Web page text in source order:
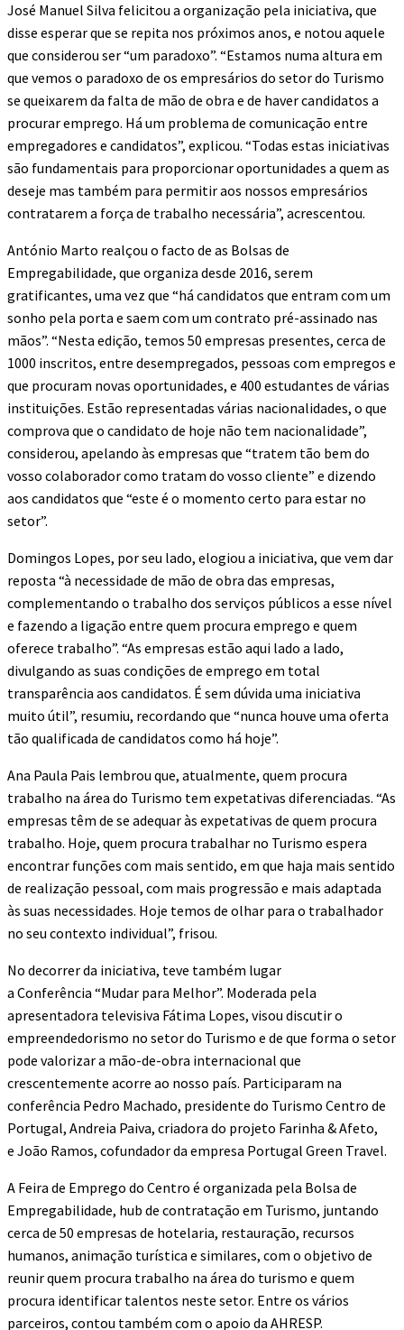
José Manuel Silva felicitou a organização pela iniciativa, que
disse esperar que se repita nos próximos anos, e notou aquele
que considerou ser “um paradoxo”. “Estamos numa altura em
que vemos o paradoxo de os empresários do setor do Turismo
se queixarem da falta de mão de obra e de haver candidatos a
procurar emprego. Há um problema de comunicação entre
empregadores e candidatos”, explicou. “Todas estas iniciativas
são fundamentais para proporcionar oportunidades a quem as
deseje mas também para permitir aos nossos empresários
contratarem a força de trabalho necessária”, acrescentou.
António Marto realçou o facto de as Bolsas de
Empregabilidade, que organiza desde 2016, serem
gratificantes, uma vez que “há candidatos que entram com um
sonho pela porta e saem com um contrato pré-assinado nas
mãos”. “Nesta edição, temos 50 empresas presentes, cerca de
1000 inscritos, entre desempregados, pessoas com empregos e
que procuram novas oportunidades, e 400 estudantes de várias
instituições. Estão representadas várias nacionalidades, o que
comprova que o candidato de hoje não tem nacionalidade”,
considerou, apelando às empresas que “tratem tão bem do
vosso colaborador como tratam do vosso cliente” e dizendo
aos candidatos que “este é o momento certo para estar no
setor”.
Domingos Lopes, por seu lado, elogiou a iniciativa, que vem dar
reposta “à necessidade de mão de obra das empresas,
complementando o trabalho dos serviços públicos a esse nível
e fazendo a ligação entre quem procura emprego e quem
oferece trabalho”. “As empresas estão aqui lado a lado,
divulgando as suas condições de emprego em total
transparência aos candidatos. É sem dúvida uma iniciativa
muito útil”, resumiu, recordando que “nunca houve uma oferta
tão qualificada de candidatos como há hoje”.
Ana Paula Pais lembrou que, atualmente, quem procura
trabalho na área do Turismo tem expetativas diferenciadas. “As
empresas têm de se adequar às expetativas de quem procura
trabalho. Hoje, quem procura trabalhar no Turismo espera
encontrar funções com mais sentido, em que haja mais sentido
de realização pessoal, com mais progressão e mais adaptada
às suas necessidades. Hoje temos de olhar para o trabalhador
no seu contexto individual”, frisou.
No decorrer da iniciativa, teve também lugar
a Conferência “Mudar para Melhor”. Moderada pela
apresentadora televisiva Fátima Lopes, visou discutir o
empreendedorismo no setor do Turismo e de que forma o setor
pode valorizar a mão-de-obra internacional que
crescentemente acorre ao nosso país. Participaram na
conferência Pedro Machado, presidente do Turismo Centro de
Portugal, Andreia Paiva, criadora do projeto Farinha & Afeto,
e João Ramos, cofundador da empresa Portugal Green Travel.
A Feira de Emprego do Centro é organizada pela Bolsa de
Empregabilidade, hub de contratação em Turismo, juntando
cerca de 50 empresas de hotelaria, restauração, recursos
humanos, animação turística e similares, com o objetivo de
reunir quem procura trabalho na área do turismo e quem
procura identificar talentos neste setor. Entre os vários
parceiros, contou também com o apoio da AHRESP.